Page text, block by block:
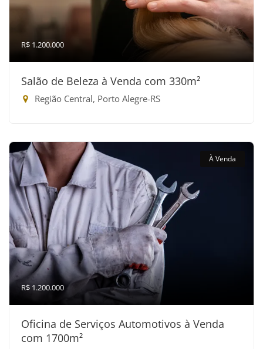
R$ 1.200.000
Salão de Beleza à Venda com 330m²
Região Central, Porto Alegre-RS
À Venda
R$ 1.200.000
Oficina de Serviços Automotivos à Venda
com 1700m²